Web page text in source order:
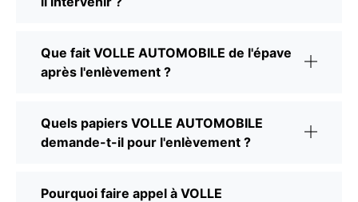
Que fait VOLLE AUTOMOBILE de l'épave
après l'enlèvement ?
Quels papiers VOLLE AUTOMOBILE
demande-t-il pour l'enlèvement ?
Pourquoi faire appel à VOLLE